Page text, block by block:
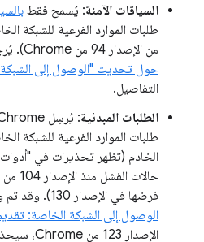
السياقات الآمنة: يُسمح فقط
طلبات الموارد الفرعية للشبكة
من الإصدار 94 من Chrome). يُرجى الرجوع إلى
حول تحديث "الوصول إلى
التفاصيل.
الطلبات المبدئية: يُرسِل Chrome
طلبات الموارد الفرعية للشبكة
الخادم (تظهر تحذيرات في
فرضها في الإصدار 130). وقد تم وصف ذلك في مقالة
الوصول إلى الشبكة الخاصة: تقديم